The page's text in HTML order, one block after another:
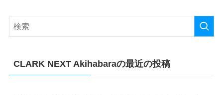
CLARK NEXT Akihabaraの最近の投稿